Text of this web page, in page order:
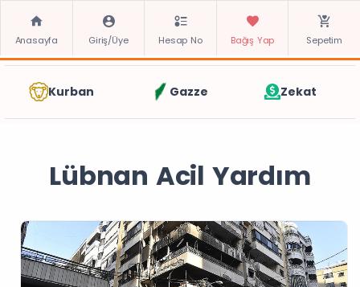
Anasayfa Giriş/Üye Hesap No Bağış Yap Sepetim
Kurban Gazze Zekat
Lübnan Acil Yardım